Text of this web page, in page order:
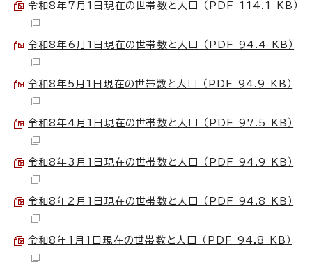
令和8年7月1日現在の世帯数と人口 （PDF 114.1 KB）
令和8年6月1日現在の世帯数と人口 （PDF 94.4 KB）
令和8年5月1日現在の世帯数と人口 （PDF 94.9 KB）
令和8年4月1日現在の世帯数と人口 （PDF 97.5 KB）
令和8年3月1日現在の世帯数と人口 （PDF 94.9 KB）
令和8年2月1日現在の世帯数と人口 （PDF 94.8 KB）
令和8年1月1日現在の世帯数と人口 （PDF 94.8 KB）